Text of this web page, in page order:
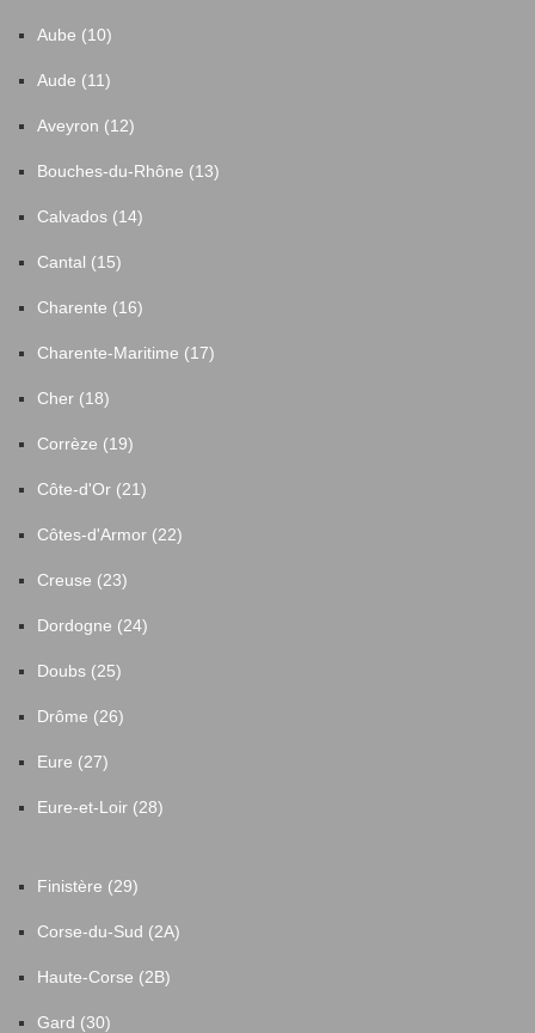
Aube (10)
Aude (11)
Aveyron (12)
Bouches-du-Rhône (13)
Calvados (14)
Cantal (15)
Charente (16)
Charente-Maritime (17)
Cher (18)
Corrèze (19)
Côte-d'Or (21)
Côtes-d'Armor (22)
Creuse (23)
Dordogne (24)
Doubs (25)
Drôme (26)
Eure (27)
Eure-et-Loir (28)
Finistère (29)
Corse-du-Sud (2A)
Haute-Corse (2B)
Gard (30)